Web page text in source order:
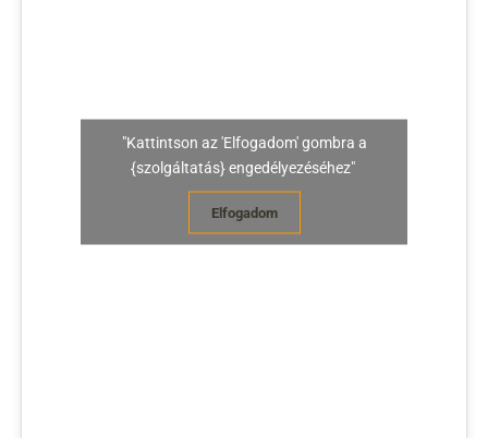
"Kattintson az 'Elfogadom' gombra a
{szolgáltatás} engedélyezéséhez"
Elfogadom